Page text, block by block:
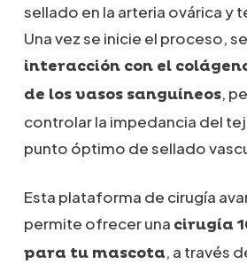
sellado en la arteria ovárica y
Una vez se inicie el proceso,
interacción con el
de los vasos sanguíneos,
controlar la impedancia del
punto óptimo de sellado
Esta plataforma de cirugía
permite ofrecer una cirugía
para tu mascota, a través